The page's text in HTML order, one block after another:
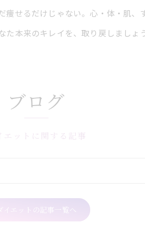
痩せるだけじゃない。心・体・肌、
た本来のキレイを、取り戻しましょ
ブログ
エットに関する記事
イエットの記事一覧へ